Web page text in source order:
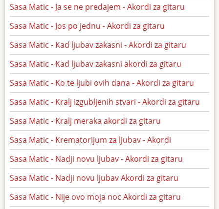
Sasa Matic - Ja se ne predajem - Akordi za gitaru
Sasa Matic - Jos po jednu - Akordi za gitaru
Sasa Matic - Kad ljubav zakasni - Akordi za gitaru
Sasa Matic - Kad ljubav zakasni akordi za gitaru
Sasa Matic - Ko te ljubi ovih dana - Akordi za gitaru
Sasa Matic - Kralj izgubljenih stvari - Akordi za gitaru
Sasa Matic - Kralj meraka akordi za gitaru
Sasa Matic - Krematorijum za ljubav - Akordi
Sasa Matic - Nadji novu ljubav - Akordi za gitaru
Sasa Matic - Nadji novu ljubav Akordi za gitaru
Sasa Matic - Nije ovo moja noc Akordi za gitaru